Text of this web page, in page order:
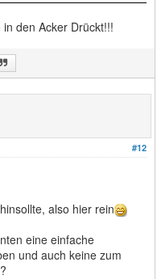
den Acker Drückt!!!
#12
also hier rein
eine einfache
und auch keine zum